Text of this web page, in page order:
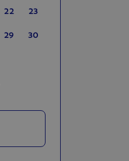
22 23
29 30